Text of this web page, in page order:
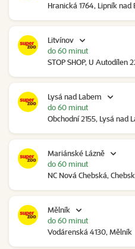
Hranická 1764, Lipník nad
Litvínov
STOP SHOP, U Autodílen
do 60 minut
Lysá nad Labem
Obchodní 2155, Lysá nad
do 60 minut
Mariánské Lázně
NC Nová Chebská,
do 60 minut
Mělník
Vodárenská 4130, Mělník
do 60 minut